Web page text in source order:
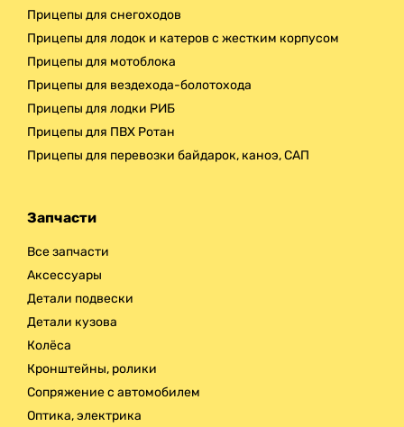
Прицепы для снегоходов
Прицепы для лодок и катеров с жестким корпусом
Прицепы для мотоблока
Прицепы для вездехода-болотохода
Прицепы для лодки РИБ
Прицепы для ПВХ Ротан
Прицепы для перевозки байдарок, каноэ, САП
Запчасти
Все запчасти
Аксессуары
Детали подвески
Детали кузова
Колёса
Кронштейны, ролики
Сопряжение с автомобилем
Оптика, электрика